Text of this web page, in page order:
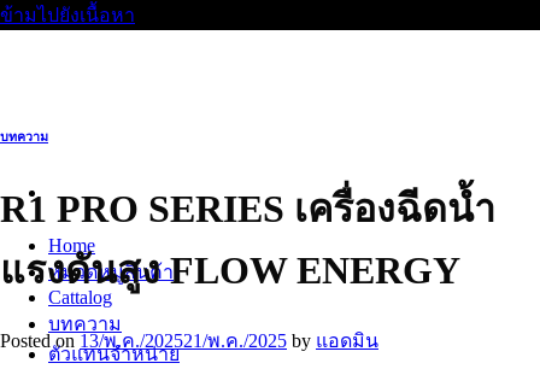
ข้ามไปยังเนื้อหา
Home
หมวดหมู่สินค้า
Cattalog
บทความ
ตัวแทนจำหน่าย
บทความ
R1 PRO SERIES เครื่องฉีดน้ำ
แรงดันสูง FLOW ENERGY
Posted on 13/พ.ค./202521/พ.ค./2025 by แอดมิน